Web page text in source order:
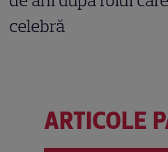
celebră
ARTICOLE